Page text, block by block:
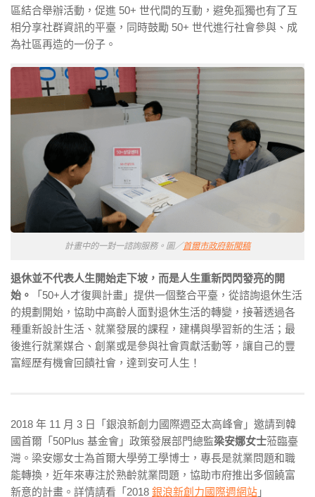
區結合舉辦活動，促進 50+ 世代間的互動，避免孤獨也有了互
相分享社群資訊的平臺，同時鼓勵 50+ 世代進行社會參與、成
為社區再造的一份子。
計畫中的一對一諮詢服務。圖／首爾市政府新聞稿
退休並不代表人生開始走下坡，而是人生重新閃閃發亮的開
始。
「50+人才復興計畫」提供一個整合平臺，從諮詢退休生活
的規劃開始，協助中高齡人面對退休生活的轉變，接著透過各
種重新設計生活、就業發展的課程，建構與學習新的生活；最
後進行就業媒合、創業或是參與社會貢獻活動等，讓自己的豐
富經歷有機會回饋社會，達到安可人生！
2018 年 11 月 3 日「銀浪新創力國際週亞太高峰會」邀請到韓
國首爾「50Plus 基金會」政策發展部門總監梁安娜女士蒞臨臺
灣。梁安娜女士為首爾大學勞工學博士，專長是就業問題和職
能轉換，近年來專注於熟齡就業問題，協助市府推出多個饒富
新意的計畫。詳情請看「2018 銀浪新創力國際週網站 」